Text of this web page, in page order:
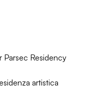
Parsec Residency
artistica